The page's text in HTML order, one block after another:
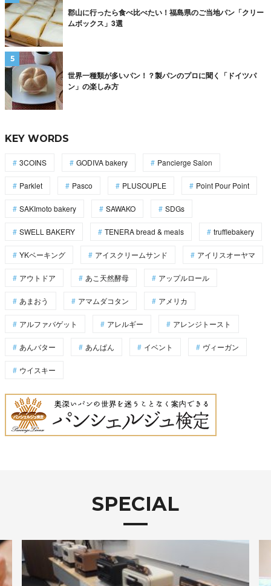
郡山に行ったら食べ比べたい！福島県のご当地パン「クリー
ムボックス」3選
世界一種類が多いパン！？製パンのプロに聞く「ドイツパ
ン」の楽しみ方
KEY WORDS
3COINS GODIVA bakery Pancierge Salon
Parklet Pasco PLUSOUPLE Point Pour Point
SAKImoto bakery SAWAKO SDGs
SWELL BAKERY TENERA bread & meals trufflebakery
YKベーキング アイスクリームサンド アイリスオーヤマ
アウトドア あこ天然酵母 アップルロール
あまおう アマムダコタン アメリカ
アルファバゲット アレルギー アレンジトースト
あんバター あんぱん イベント ヴィーガン
ウイスキー
SPECIAL